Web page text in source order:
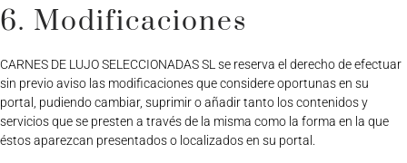
6. Modificaciones
CARNES DE LUJO SELECCIONADAS SL se reserva el derecho de efectuar
sin previo aviso las modificaciones que considere oportunas en su
portal, pudiendo cambiar, suprimir o añadir tanto los contenidos y
servicios que se presten a través de la misma como la forma en la que
éstos aparezcan presentados o localizados en su portal.